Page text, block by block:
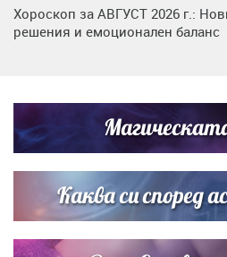
Хороскоп за АВГУСТ 2026 г.:
решения и емоционален баланс
си деца на семейна морска
Звездна ваканция в Майорка:
Кортни Кокс и Джим Къртис
Каква си според